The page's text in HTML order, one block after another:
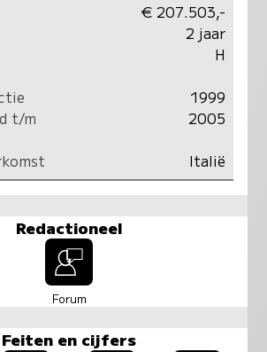
€ 207.503,-
2 jaar
H
1999
t/m
2005
Italië
Redactioneel
Forum
Feiten en cijfers